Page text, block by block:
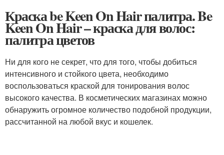
Краска be Keen On Hair палитра. Be
Keen On Hair – краска для волос:
палитра цветов
Ни для кого не секрет, что для того, чтобы добиться
интенсивного и стойкого цвета, необходимо
воспользоваться краской для тонирования волос
высокого качества. В косметических магазинах можно
обнаружить огромное количество подобной продукции,
рассчитанной на любой вкус и кошелек.